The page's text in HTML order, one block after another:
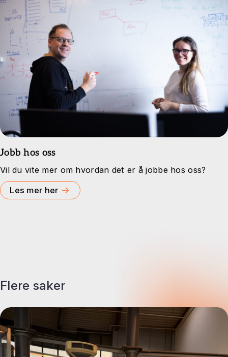
Jobb hos oss
Vil du vite mer om hvordan det er å jobbe hos oss?
Les mer her →
Flere saker